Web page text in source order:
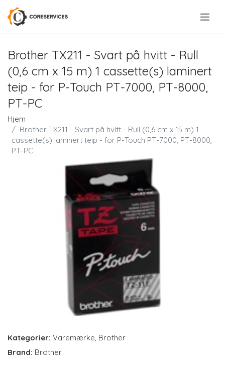
Brother TX211 - Svart på hvitt - Rull
(0,6 cm x 15 m) 1 cassette(s) laminert
teip - for P-Touch PT-7000, PT-8000,
PT-PC
Hjem
Brother TX211 - Svart på hvitt - Rull (0,6 cm x 15 m) 1
cassette(s) laminert teip - for P-Touch PT-7000, PT-8000,
PT-PC
Kategorier: Varemærke Brother
Brand: Brother